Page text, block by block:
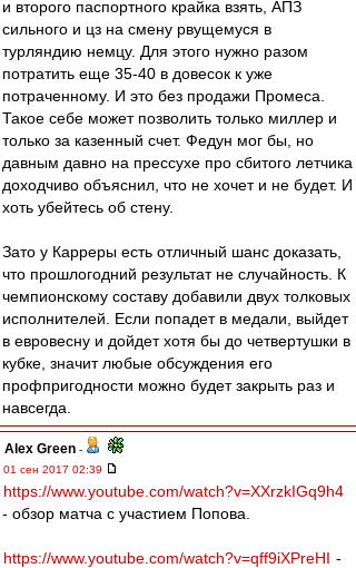
и второго паспортного крайка взять, АПЗ
сильного и цз на смену рвущемуся в
турляндию немцу. Для этого нужно разом
потратить еще 35-40 в довесок к уже
потраченному. И это без продажи Промеса.
Такое себе может позволить только миллер и
только за казенный счет. Федун мог бы, но
давным давно на прессухе про сбитого летчика
доходчиво объяснил, что не хочет и не будет. И
хоть убейтесь об стену.
Зато у Карреры есть отличный шанс доказать,
что прошлогодний результат не случайность. К
чемпионскому составу добавили двух толковых
исполнителей. Если попадет в медали, выйдет
в евровесну и дойдет хотя бы до четвертушки в
кубке, значит любые обсуждения его
профпригодности можно будет закрыть раз и
навсегда.
Alex Green -
01 сен 2017 02:39
https://www.youtube.com/watch?v=XXrzkIGq9h4
- обзор матча с участием Попова.
https://www.youtube.com/watch?v=qff9iXPreHI -